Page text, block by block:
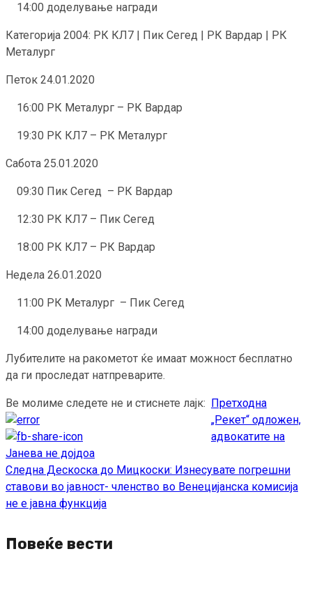
14:00 доделување награди
Категорија 2004: РК КЛ7 | Пик Сегед | РК Вардар | РК
Металург
Петок 24.01.2020
16:00 РК Металург – РК Вардар
19:30 РК КЛ7 – РК Металург
Сабота 25.01.2020
09:30 Пик Сегед – РК Вардар
12:30 РК КЛ7 – Пик Сегед
18:00 РК КЛ7 – РК Вардар
Недела 26.01.2020
11:00 РК Металург – Пик Сегед
14:00 доделување награди
Лубителите на ракометот ќе имаат можност бесплатно
да ги проследат натпреварите.
Ве молиме следете не и стиснете лајк:
Continue
Reading
Претходна
„Рекет“ одложен,
адвокатите на
Јанева не дојдоа
Следна Дескоска до Мицкоски: Изнесувате погрешни
ставови во јавност- членство во Венецијанска комисија
не е јавна функција
Повеќе вести